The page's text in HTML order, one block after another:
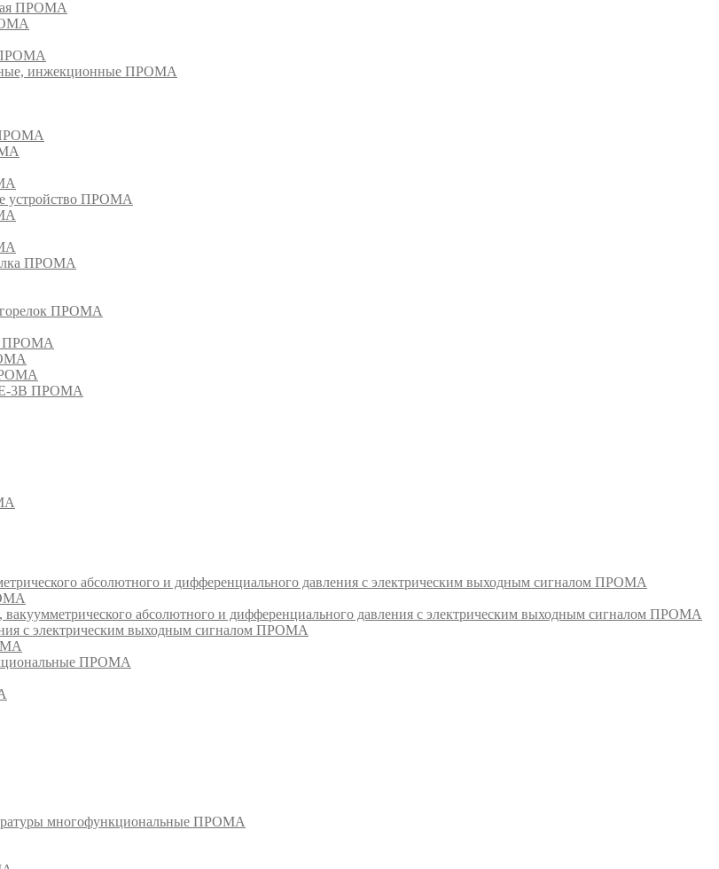
ПРОМА
ПРОМА
инжекционные ПРОМА
ПРОМА
устройство ПРОМА
ПРОМА
горелок ПРОМА
ПРОМА
3B ПРОМА
абсолютного и дифференциального давления с электрическим выходным сигналом ПРОМА
абсолютного и дифференциального давления с электрическим выходным сигналом ПРОМА
с электрическим выходным сигналом ПРОМА
ПРОМА
многофункциональные ПРОМА